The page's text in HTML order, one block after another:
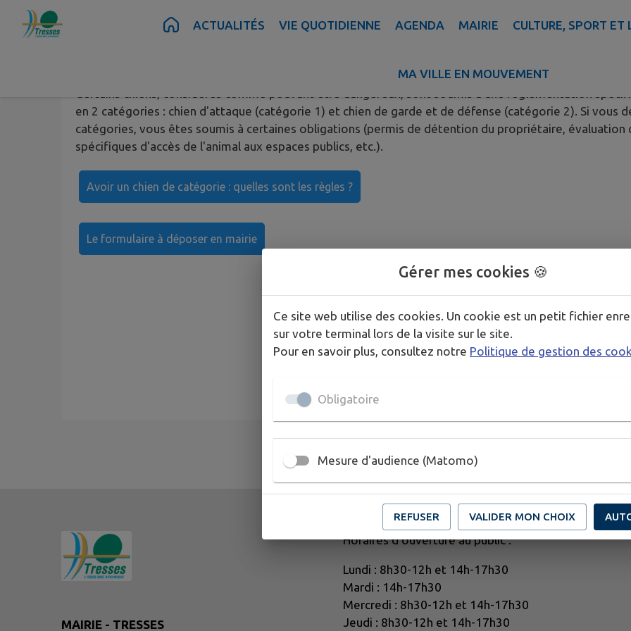
Contenu Recherche Pied de page
ACTUALITÉS VIE QUOTIDIENNE AGENDA MAIRIE CULTURE, SPORT ET
MA VILLE EN MOUVEMENT
en 2 catégories : chien d'attaque (catégorie 1) et chien de garde et de défense (catégorie 2). Si vous
catégories, vous êtes soumis à certaines obligations (permis de détention du propriétaire,
spécifiques d'accès de l'animal aux espaces publics, etc.).
Avoir un chien de catégorie : quelles sont les règles ?
Le formulaire à déposer en mairie
MAIRIE - TRESSES
Horaires d'ouverture au public :
Lundi : 8h30-12h et 14h-17h30
Mardi : 14h-17h30
Mercredi : 8h30-12h et 14h-17h30
Jeudi : 8h30-12h et 14h-17h30
Gérer mes cookies 🍪
Ce site web utilise des cookies. Un cookie est un petit fichier
sur votre terminal lors de la visite sur le site.
Pour en savoir plus, consultez notre Politique de gestion des
Obligatoire
Mesure d'audience (Matomo)
REFUSER VALIDER MON CHOIX